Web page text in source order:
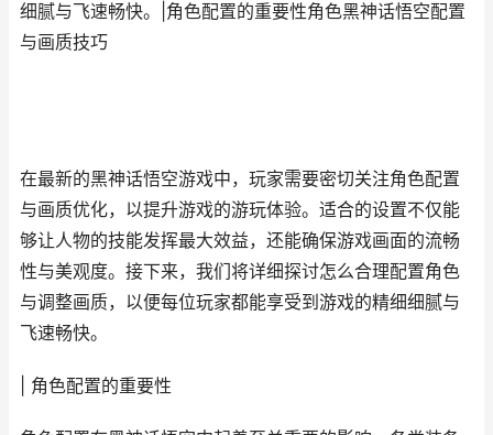
细腻与飞速畅快。|角色配置的重要性角色黑神话悟空配置
与画质技巧
在最新的黑神话悟空游戏中，玩家需要密切关注角色配置
与画质优化，以提升游戏的游玩体验。适合的设置不仅能
够让人物的技能发挥最大效益，还能确保游戏画面的流畅
性与美观度。接下来，我们将详细探讨怎么合理配置角色
与调整画质，以便每位玩家都能享受到游戏的精细细腻与
飞速畅快。
| 角色配置的重要性